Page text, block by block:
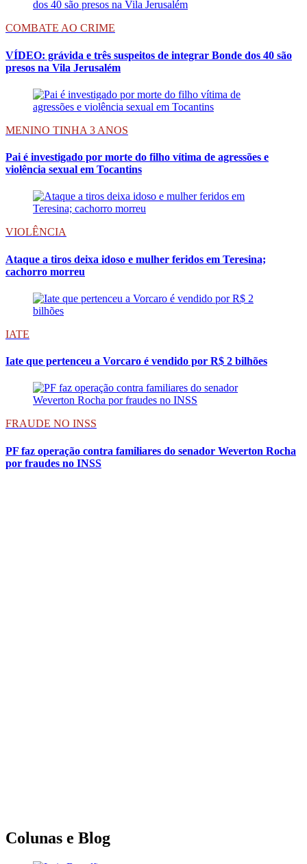
COMBATE AO CRIME
VÍDEO: grávida e três suspeitos de integrar Bonde dos 40 são
presos na Vila Jerusalém
MENINO TINHA 3 ANOS
Pai é investigado por morte do filho vítima de agressões e
violência sexual em Tocantins
VIOLÊNCIA
Ataque a tiros deixa idoso e mulher feridos em Teresina;
cachorro morreu
IATE
Iate que pertenceu a Vorcaro é vendido por R$ 2 bilhões
FRAUDE NO INSS
PF faz operação contra familiares do senador Weverton Rocha
por fraudes no INSS
Colunas e Blog